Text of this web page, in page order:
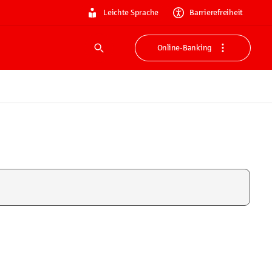
Leichte Sprache Barrierefreiheit
Suche
Online-Banking